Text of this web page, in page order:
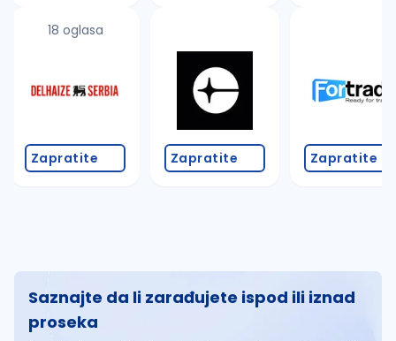
18 oglasa
Zapratite Zapratite Zapratite
Saznajte da li zarađujete ispod ili iznad
proseka